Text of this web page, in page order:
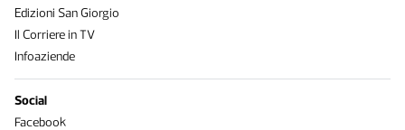
Edizioni San Giorgio
Il Corriere in TV
Infoaziende
Social
Facebook